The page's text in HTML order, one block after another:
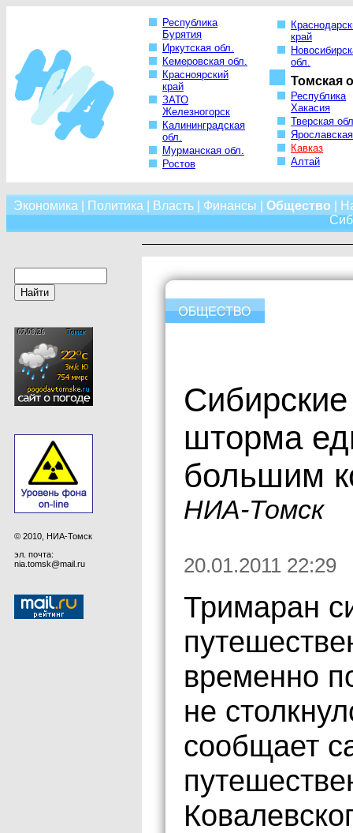
Республика
Бурятия
Иркутская обл.
Кемеровская обл.
Красноярский
край
ЗАТО
Железногорск
Калининградская
обл.
Мурманская обл.
Ростов
край
обл.
Томская
Республика
Хакасия
Тверская
Кавказ
Алтай
Экономика Политика Власть| Финансы Общество
© 2010, НИА-Томск
эл. почта:
nia.tomsk@mail.ru
шторма
большим
НИА-Томск
20.01.2011 22:29
Тримаран
временно
не
сообщает